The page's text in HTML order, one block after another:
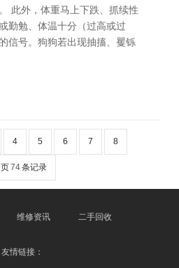
此外，体重马上下跌、抓续性
勤勉、体温十分（过高或过
信号。狗狗若出现抽搐、矍铄
4 5 6 7 8
页74条记录
维修资讯 二手回收
友情链接：